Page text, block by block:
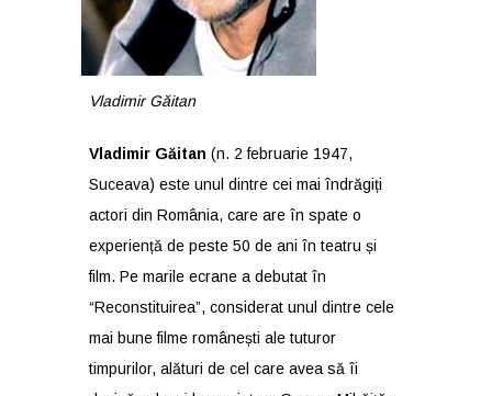
Vladimir Găitan
Vladimir Găitan (n. 2 februarie 1947,
Suceava) este unul dintre cei mai îndrăgiți
actori din România, care are în spate o
experiență de peste 50 de ani în teatru și
film. Pe marile ecrane a debutat în
“Reconstituirea”, considerat unul dintre cele
mai bune filme românești ale tuturor
timpurilor, alături de cel care avea să îi